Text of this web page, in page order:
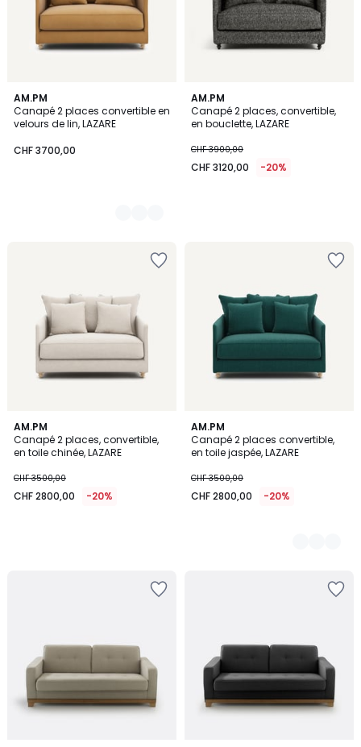
AM.PM
Canapé 2 places convertible en
velours de lin, LAZARE
CHF 3700,00
5
Couleurs
AM.PM
Canapé 2 places, convertible,
en bouclette, LAZARE
CHF 3900,00
CHF 3120,00 -20%
AM.PM
Canapé 2 places, convertible,
en toile chinée, LAZARE
CHF 3500,00
CHF 2800,00 -20%
AM.PM
Canapé 2 places convertible,
en toile jaspée, LAZARE
CHF 3500,00
CHF 2800,00 -20%
3
Couleurs